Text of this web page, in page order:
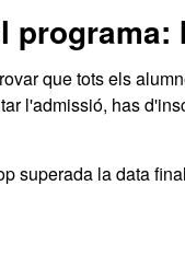
programa:
que tots els
l'admissió, has
superada la data